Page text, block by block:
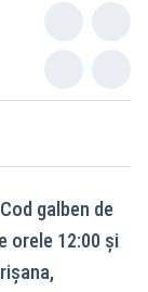
galben de
orele 12:00 și